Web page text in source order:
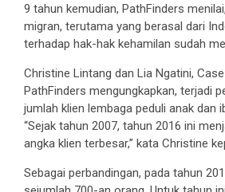
9 tahun kemudian, PathFinders
migran, terutama yang berasal dari
terhadap hak-hak kehamilan sudah
Christine Lintang dan Lia Ngatini,
PathFinders mengungkapkan, terjadi
jumlah klien lembaga peduli anak dan
“Sejak tahun 2007, tahun 2016 ini
angka klien terbesar,” kata Christine
Sebagai perbandingan, pada tahun